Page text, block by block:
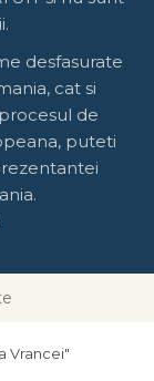
desfasurate
cat si
de
puteti
Vrancei"